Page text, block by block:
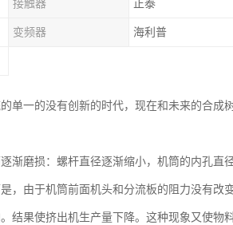
接触器 正泰
变频器 海利普
单一的没有创新的时代，现在和未来的合成
渐磨损：螺杆直径逐渐缩小，机筒的内孔直
，由于机筒前面机头和分流板的阻力没有改
结果使挤出机生产量下降。这种现象又使物